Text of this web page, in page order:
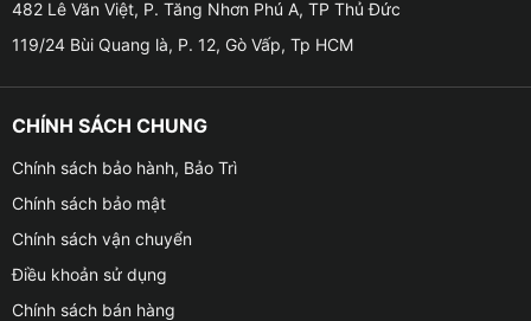
● Với cấu hình này, Oled X4 mang đến trải nghiệm
mượt mà, xử lý nhanh chóng các ứng dụng giải trí và
482 Lê Văn Việt, P. Tăng Nhơn Phú A, TP Thủ Đức
119/24 Bùi Quang là, P. 12, Gò Vấp, Tp HCM
CHÍNH SÁCH CHUNG
Chính sách bảo hành, Bảo Trì
Chính sách bảo mật
Chính sách vận chuyển
Điều khoản sử dụng
Chính sách bán hàng